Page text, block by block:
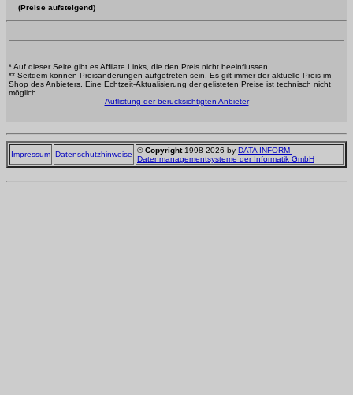
(Preise aufsteigend)
* Auf dieser Seite gibt es Affilate Links, die den Preis nicht beeinflussen.
** Seitdem können Preisänderungen aufgetreten sein. Es gilt immer der aktuelle Preis im
Shop des Anbieters. Eine Echtzeit-Aktualisierung der gelisteten Preise ist technisch nicht
möglich.
Auflistung der berücksichtigten Anbieter
Impressum Datenschutzhinweise ©Copyright1998-2026 by DATA INFORM-
Datenmanagementsysteme der Informatik GmbH